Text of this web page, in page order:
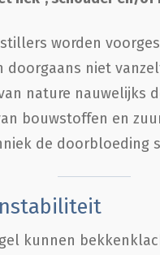
worden
doorgaans niet
nature nauwelijks
bouwstoffen en
de doorbloeding
kunnen